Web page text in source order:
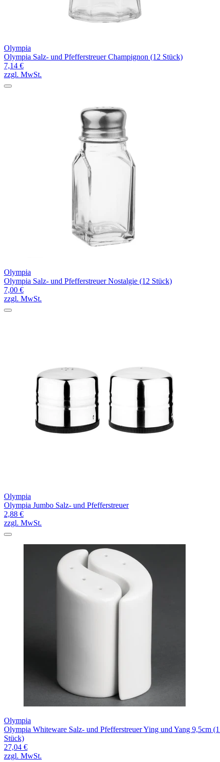
Olympia
Olympia Salz- und Pfefferstreuer Champignon (12 Stück)
7,14 €
zzgl. MwSt.
Olympia
Olympia Salz- und Pfefferstreuer Nostalgie (12 Stück)
7,00 €
zzgl. MwSt.
Olympia
Olympia Jumbo Salz- und Pfefferstreuer
2,88 €
zzgl. MwSt.
Olympia
Olympia Whiteware Salz- und Pfefferstreuer Ying und Yang 9,5cm
Stück)
27,04 €
zzgl. MwSt.